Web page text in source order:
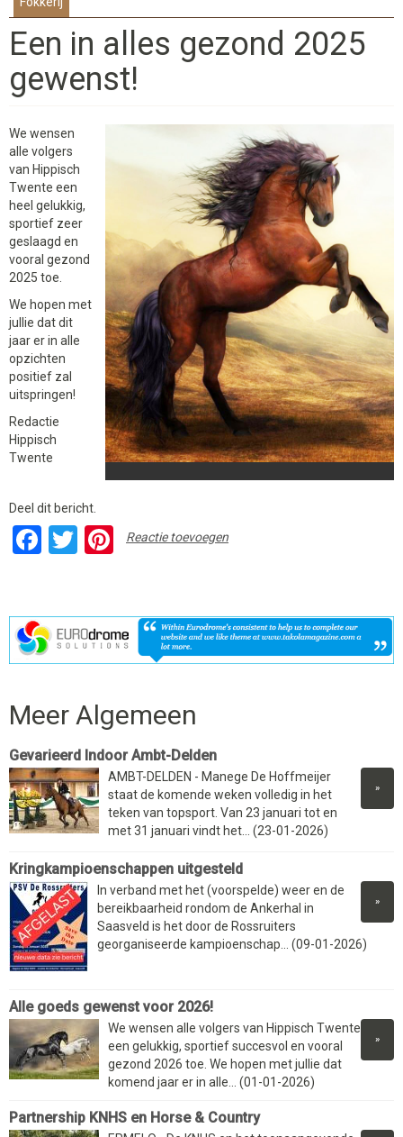
Een in alles gezond 2025
gewenst!
We wensen
alle volgers
van Hippisch
Twente een
heel gelukkig,
sportief zeer
geslaagd en
vooral gezond
2025 toe.
We hopen met
jullie dat dit
jaar er in alle
opzichten
positief zal
uitspringen!
Redactie
Hippisch
Twente
Deel dit bericht.
Facebook
TwitterPinterest
Reactie toevoegen
Meer Algemeen
Gevarieerd Indoor Ambt-Delden
»
AMBT-DELDEN - Manege De Hoffmeijer
staat de komende weken volledig in het
teken van topsport. Van 23 januari tot en
met 31 januari vindt het... (23-01-2026)
Kringkampioenschappen uitgesteld
»
In verband met het (voorspelde) weer en de
bereikbaarheid rondom de Ankerhal in
Saasveld is het door de Rossruiters
georganiseerde kampioenschap... (09-01-2026)
Alle goeds gewenst voor 2026!
»
We wensen alle volgers van Hippisch Twente
een gelukkig, sportief succesvol en vooral
gezond 2026 toe. We hopen met jullie dat
komend jaar er in alle... (01-01-2026)
Partnership KNHS en Horse & Country